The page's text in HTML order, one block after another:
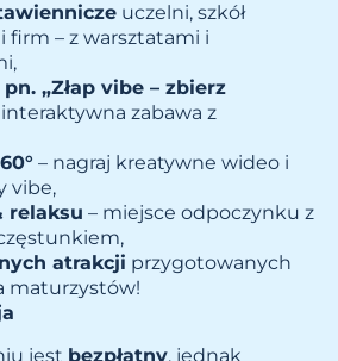
uczelni, szkół
firm – z warsztatami i
„Złap vibe – zbierz
interaktywna zabawa z
– nagraj kreatywne wideo i
vibe,
relaksu – miejsce odpoczynku z
atrakcji przygotowanych
maturzystów!
jest bezpłatny, jednak